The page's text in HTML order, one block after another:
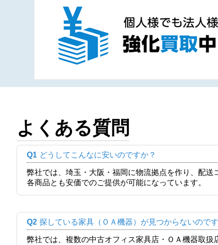
よくある質問
Q1 どうしてこんなに安いのですか？
弊社では、埼玉・大阪・福岡に物流拠点を作り、配
各商品とも安価でのご提供が可能になっています。
Q2 探している家具（ＯＡ機器）が見つからないので
弊社では、複数の中古オフィス家具店・ＯＡ機器取